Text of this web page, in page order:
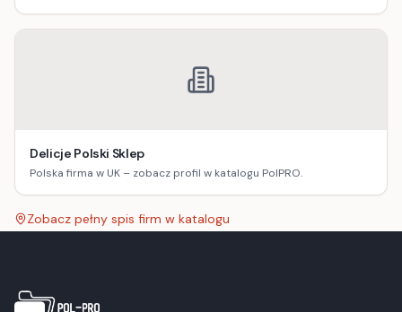
Delicje Polski Sklep
Polska firma w UK – zobacz profil w katalogu PolPRO.
Zobacz pełny spis firm w katalogu